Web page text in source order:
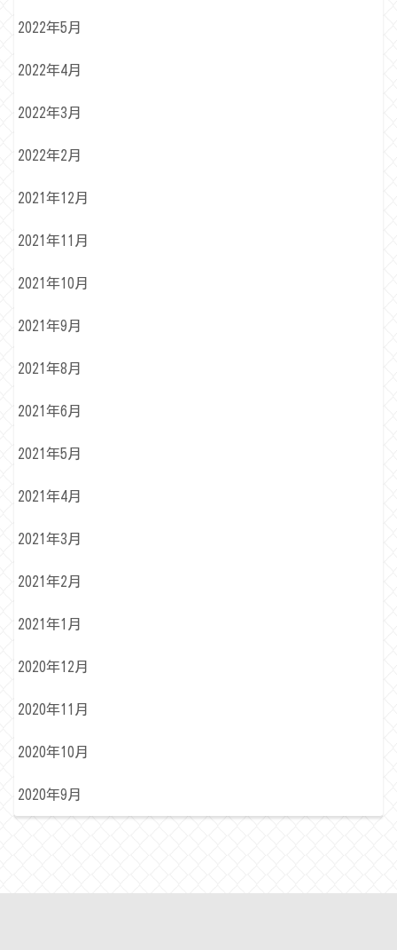
2022年5月
2022年4月
2022年3月
2022年2月
2021年12月
2021年11月
2021年10月
2021年9月
2021年8月
2021年6月
2021年5月
2021年4月
2021年3月
2021年2月
2021年1月
2020年12月
2020年11月
2020年10月
2020年9月